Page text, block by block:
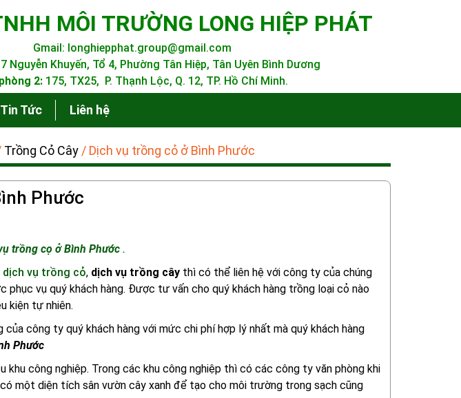
MÔI TRƯỜNG LONG HIỆP PHÁT
Gmail: longhiepphat.group@gmail.com
Nguyễn Khuyến, Tổ 4, Phường Tân Hiệp, Tân Uyên Bình Dương
2: 175, TX25, P. Thạnh Lộc, Q. 12, TP. Hồ Chí Minh.
Tin Tức Liên hệ
Trồng Cỏ Cây/ Dịch vụ trồng cỏ ở Bình Phước
Phước
trồng cọ ở Bình Phước.
dịch vụ trồng cỏ, dịch vụ trồng câythì có thể liên hệ với công ty của chúng
vụ quý khách hàng. Được tư vấn cho quý khách hàng trồng loại cỏ nào
kiện tự nhiên.
của công ty quý khách hàng với mức chi phí hợp lý nhất mà quý khách hàng
Phước
khu công nghiệp. Trong các khu công nghiệp thì có các công ty văn phòng khi
một diện tích sân vườn cây xanh để tạo cho môi trường trong sạch cũng